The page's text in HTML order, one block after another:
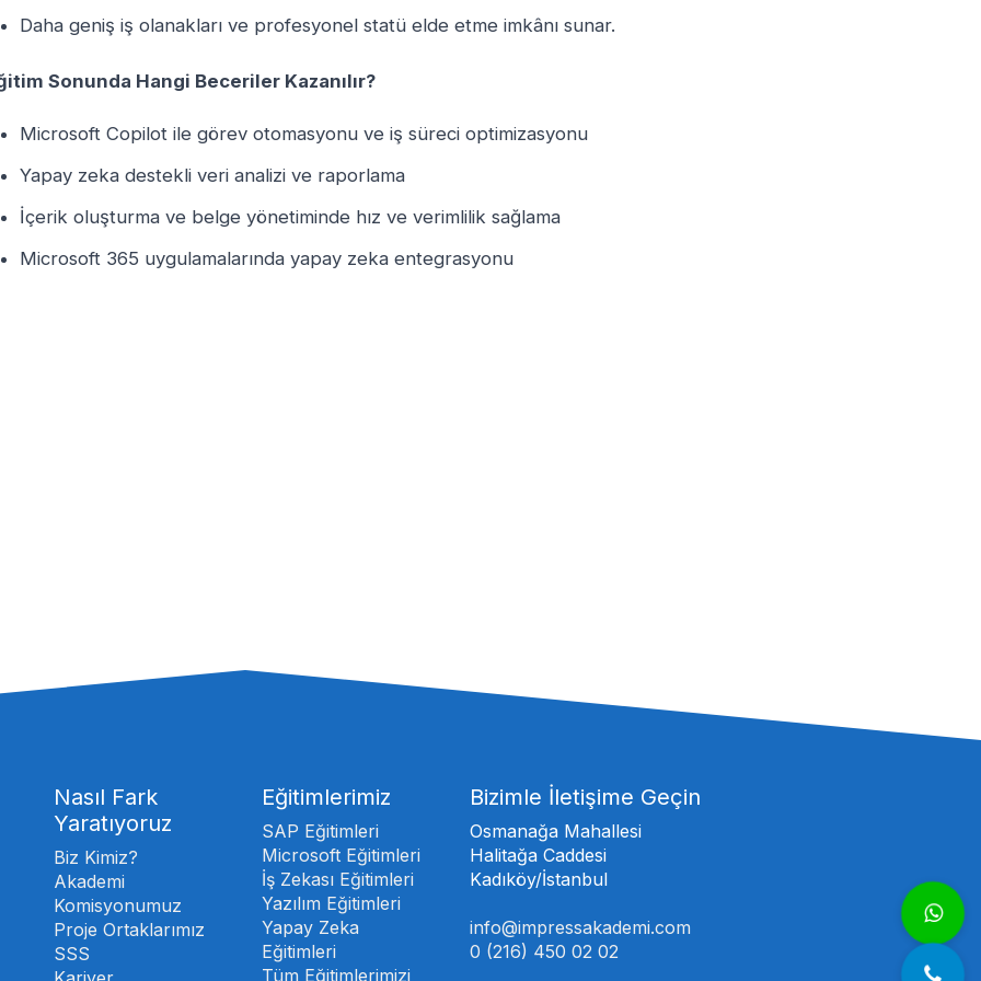
Daha geniş iş olanakları ve profesyonel statü elde etme imkânı sunar.
Sonunda Hangi Beceriler Kazanılır?
Microsoft Copilot ile görev otomasyonu ve iş süreci optimizasyonu
Yapay zeka destekli veri analizi ve raporlama
İçerik oluşturma ve belge yönetiminde hız ve verimlilik sağlama
Microsoft 365 uygulamalarında yapay zeka entegrasyonu
Nasıl Fark
Yaratıyoruz
Biz Kimiz?
Akademi
Komisyonumuz
Proje Ortaklarımız
SSS
Eğitimlerimiz
SAP Eğitimleri
Microsoft Eğitimleri
İş Zekası Eğitimleri
Yazılım Eğitimleri
Yapay Zeka
Eğitimleri
Tüm Eğitimlerimizi
Bizimle İletişime Geçin
Osmanağa Mahallesi
Halitağa Caddesi
Kadıköy/İstanbul
info@impressakademi.com
0 (216) 450 02 02